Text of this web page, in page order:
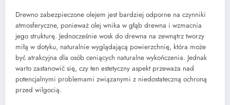
Drewno zabezpieczone olejem jest bardziej odporne na czynniki
atmosferyczne, ponieważ olej wnika w głąb drewna i wzmacnia
jego strukturę. Jednocześnie wosk do drewna na zewnątrz tworzy
miłą w dotyku, naturalnie wyglądającą powierzchnię, która może
być atrakcyjna dla osób ceniących naturalne wykończenia. Jednak
warto zastanowić się, czy ten estetyczny aspekt przeważa nad
potencjalnymi problemami związanymi z niedostateczną ochroną
przed wilgocią.